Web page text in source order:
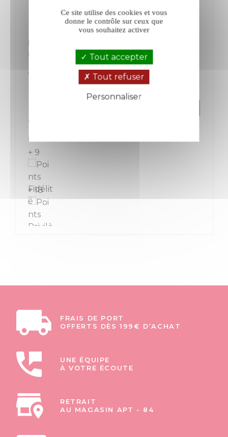
Montgilet Le Grolleau des Cousins
rouge 2025
Vin de France
Loire
9,20 €
La bouteille de 75 cl
+ 9
+ 18
FRAIS DE PORT
OFFERTS DÈS 199€ D’ACHAT
UNE ÉQUIPE
À VOTRE ÉCOUTE
RETRAIT
AU MAGASIN APT - 84
Ce site utilise des cookies et vous
donne le contrôle sur ceux que
vous souhaitez activer
Tout accepter
Tout refuser
Personnaliser